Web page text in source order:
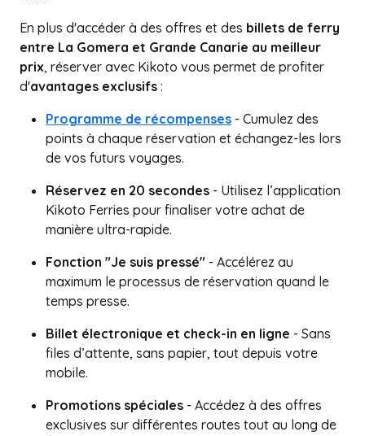
En plus d'accéder à des offres et des billets de ferry
entre La Gomera et Grande Canarie au meilleur
prix, réserver avec Kikoto vous permet de profiter
d'avantages exclusifs :
Programme de récompenses - Cumulez des
points à chaque réservation et échangez-les lors
de vos futurs voyages.
Réservez en 20 secondes - Utilisez l’application
Kikoto Ferries pour finaliser votre achat de
manière ultra-rapide.
Fonction "Je suis pressé" - Accélérez au
maximum le processus de réservation quand le
temps presse.
Billet électronique et check-in en ligne - Sans
files d’attente, sans papier, tout depuis votre
mobile.
Promotions spéciales - Accédez à des offres
exclusives sur différentes routes tout au long de